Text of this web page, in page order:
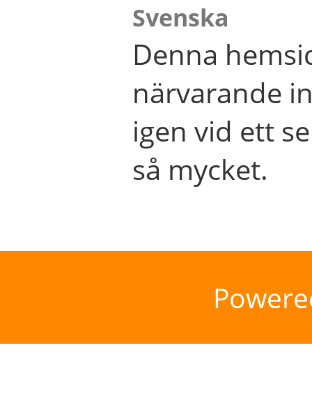
Svenska
Denna
närvarande
igen vid ett
så mycket.